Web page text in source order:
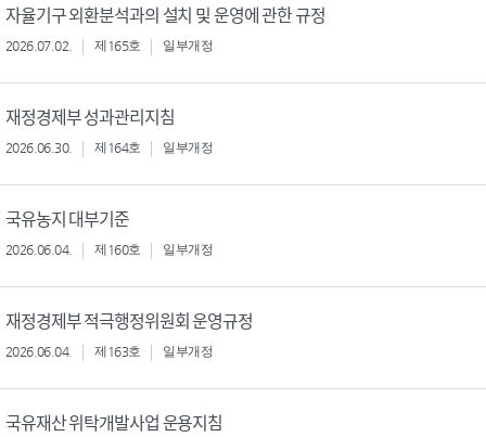
자율기구 외환분석과의 설치 및 운영에 관한 규정
2026.07.02. 제165호 일부개정
재정경제부 성과관리지침
2026.06.30. 제164호 일부개정
국유농지 대부기준
2026.06.04. 제160호 일부개정
재정경제부 적극행정위원회 운영규정
2026.06.04. 제163호 일부개정
국유재산 위탁개발사업 운용지침